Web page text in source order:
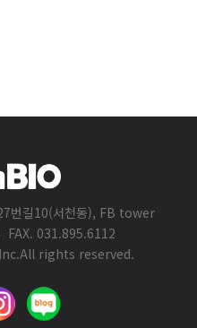
번길10(서천동), FB tower
FAX. 031.895.6112
rights reserved.